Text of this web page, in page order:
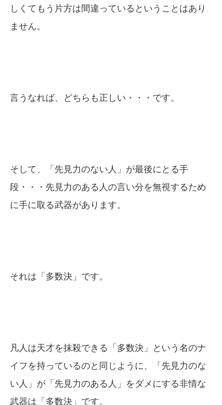
しくてもう片方は間違っているということはあり
ません。
言うなれば、どちらも正しい・・・です。
そして、「先見力のない人」が最後にとる手
段・・・先見力のある人の言い分を無視するため
に手に取る武器があります。
それは「多数決」です。
凡人は天才を抹殺できる「多数決」という名のナ
イフを持っているのと同じように、「先見力のな
い人」が「先見力のある人」をダメにする非情な
武器は「多数決」です。